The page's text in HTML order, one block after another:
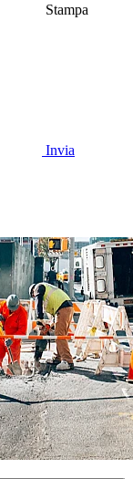
Stampa
Invia